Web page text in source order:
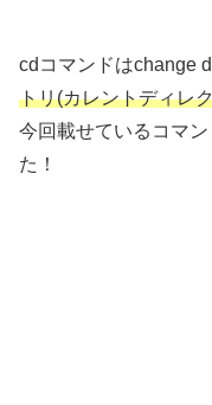
cdコマンドはchange
トリ(カレントディレ
今回載せているコマ
た！